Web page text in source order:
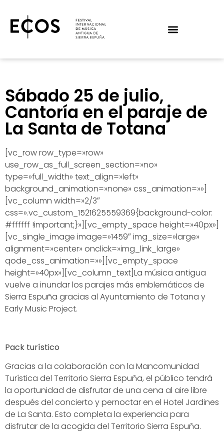
Sábado 25 de julio,
Cantoría en el paraje de
La Santa de Totana
[vc_row row_type=»row»
use_row_as_full_screen_section=»no»
type=»full_width» text_align=»left»
background_animation=»none» css_animation=»»]
[vc_column width=»2/3″
css=».vc_custom_1521625559369{background-color:
#ffffff !important;}»][vc_empty_space height=»40px»]
[vc_single_image image=»1459″ img_size=»large»
alignment=»center» onclick=»img_link_large»
qode_css_animation=»»][vc_empty_space
height=»40px»][vc_column_text]La música antigua
vuelve a inundar los parajes más emblemáticos de
Sierra Espuña gracias al Ayuntamiento de Totana y
Early Music Project.
Pack turístico
Gracias a la colaboración con la Mancomunidad
Turística del Territorio Sierra Espuña, el público tendrá
la oportunidad de disfrutar de una cena al aire libre
después del concierto y pernoctar en el Hotel Jardines
de La Santa. Esto completa la experiencia para
disfrutar de la acogida del Territorio Sierra Espuña.